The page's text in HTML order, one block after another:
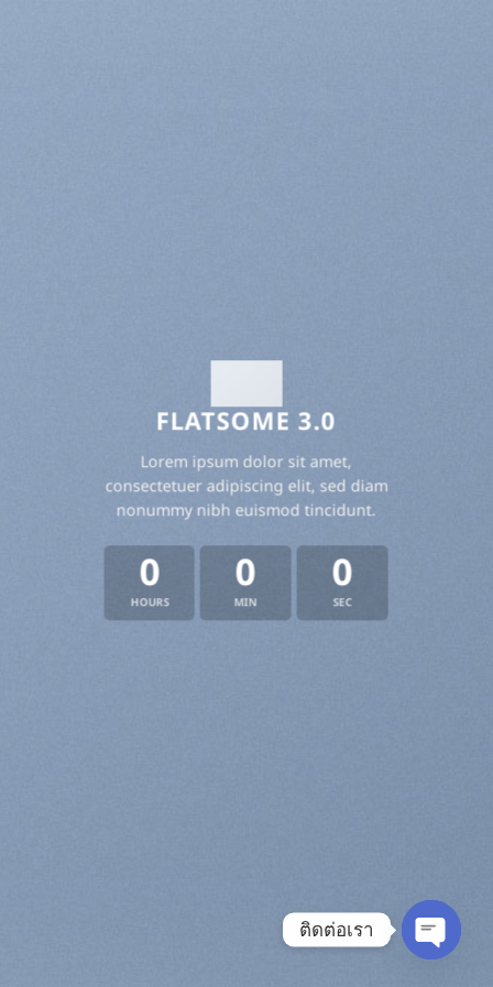
FLATSOME 3.0
Lorem ipsum dolor sit amet,
consectetuer adipiscing elit, sed diam
nonummy nibh euismod tincidunt.
0
HOURS
0
MIN
0
SEC
ติดต่อเรา